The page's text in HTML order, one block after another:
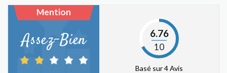
Mention
Assez-Bien 6.76
10
Basé sur 4 Avis